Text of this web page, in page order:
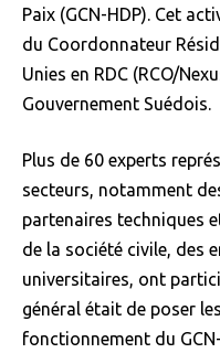
Paix (GCN-HDP). Cet
du Coordonnateur
Unies en RDC (RCO/
Gouvernement Suédois.
Plus de 60 experts
secteurs, notamment
partenaires techniques
de la société civile, des
universitaires, ont
général était de poser
fonctionnement du